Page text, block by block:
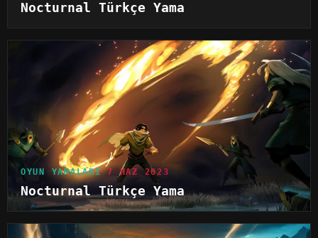
Nocturnal Türkçe Yama
OYUN YAMALARI 7 HAZ 2023
Nocturnal Türkçe Yama